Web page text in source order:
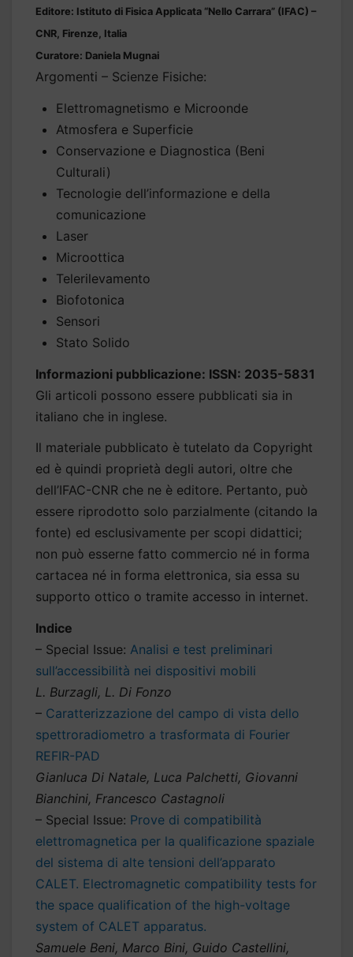
Editore: Istituto di Fisica Applicata “Nello Carrara” (IFAC) –
CNR, Firenze, Italia
Curatore: Daniela Mugnai
Argomenti – Scienze Fisiche:
Elettromagnetismo e Microonde
Atmosfera e Superficie
Conservazione e Diagnostica (Beni
Culturali)
Tecnologie dell’informazione e della
comunicazione
Laser
Microottica
Telerilevamento
Biofotonica
Sensori
Stato Solido
Informazioni pubblicazione: ISSN: 2035-5831
Gli articoli possono essere pubblicati sia in
italiano che in inglese.
Il materiale pubblicato è tutelato da Copyright
ed è quindi proprietà degli autori, oltre che
dell’IFAC-CNR che ne è editore. Pertanto, può
essere riprodotto solo parzialmente (citando la
fonte) ed esclusivamente per scopi didattici;
non può esserne fatto commercio né in forma
cartacea né in forma elettronica, sia essa su
supporto ottico o tramite accesso in internet.
Indice
– Special Issue: Analisi e test preliminari
sull’accessibilità nei dispositivi mobili
L. Burzagli, L. Di Fonzo
– Caratterizzazione del campo di vista dello
spettroradiometro a trasformata di Fourier
REFIR-PAD
Gianluca Di Natale, Luca Palchetti, Giovanni
Bianchini, Francesco Castagnoli
– Special Issue: Prove di compatibilità
elettromagnetica per la qualificazione spaziale
del sistema di alte tensioni dell’apparato
CALET. Electromagnetic compatibility tests for
the space qualification of the high-voltage
system of CALET apparatus.
Samuele Beni, Marco Bini, Guido Castellini,